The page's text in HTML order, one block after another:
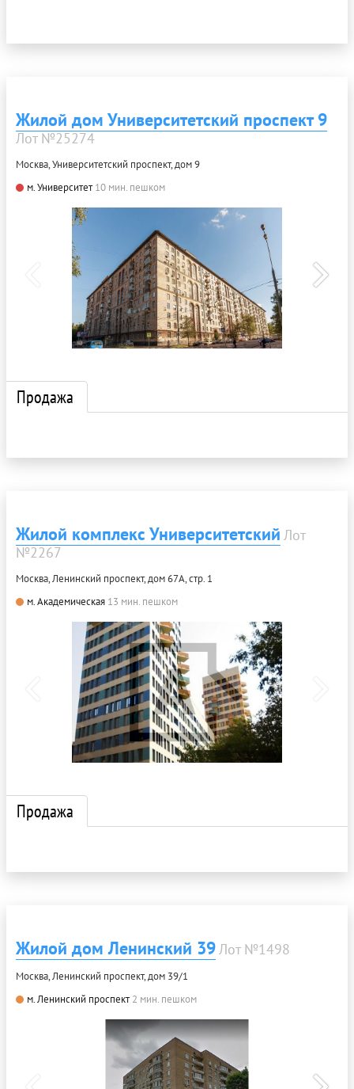
Жилой дом Университетский проспект 9
Лот №25274
Москва, Университетский проспект, дом 9
м. Университет 10 мин. пешком
Продажа
Жилой комплекс Университетский Лот
№2267
Москва, Ленинский проспект, дом 67А, стр. 1
м. Академическая 13 мин. пешком
Продажа
Жилой дом Ленинский 39Лот №1498
Москва, Ленинский проспект, дом 39/1
м. Ленинский проспект 2 мин. пешком